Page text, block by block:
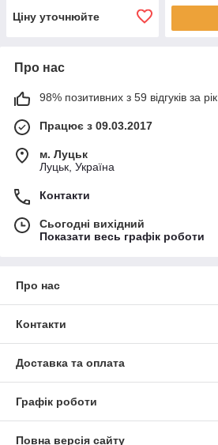
Ціну уточнюйте
Про нас
98% позитивних з 59 відгуків за рік
Працює з 09.03.2017
м. Луцьк
Луцьк, Україна
Контакти
Сьогодні вихідний
Показати весь графік роботи
Про нас
Контакти
Доставка та оплата
Графік роботи
Повна версія сайту